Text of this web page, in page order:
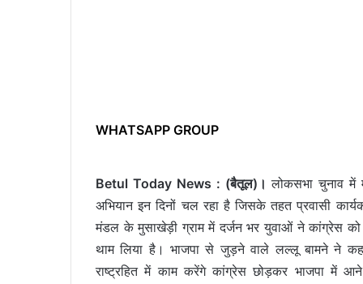
WHATSAPP GROUP
Betul Today News : (बैतूल)।लोकसभा चुनाव में
अभियान इन दिनों चल रहा है जिसके तहत प्रवासी
मंडल के मुसाखेड़ी ग्राम में दर्जन भर युवाओं ने कांग्रेस को
थाम लिया है। भाजपा से जुड़ने वाले लल्लू बामने ने कहा
राष्ट्रहित में काम करेंगे कांग्रेस छोड़कर भाजपा में